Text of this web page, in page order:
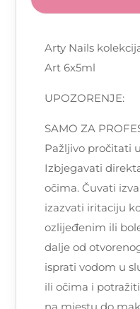
Arty Nails
Art 6x5ml
UPOZORENJE:
SAMO ZA
Pažljivo pročitati
Izbjegavati
očima. Čuvati
izazvati iritaciju
ozlijeđenim ili
dalje od
isprati vodom u
ili očima i